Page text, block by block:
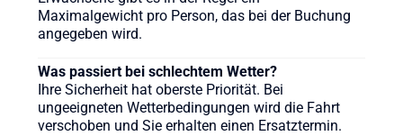
Maximalgewicht pro Person, das bei der Buchung
angegeben wird.
Was passiert bei schlechtem Wetter?
Ihre Sicherheit hat oberste Priorität. Bei
ungeeigneten Wetterbedingungen wird die Fahrt
verschoben und Sie erhalten einen Ersatztermin.